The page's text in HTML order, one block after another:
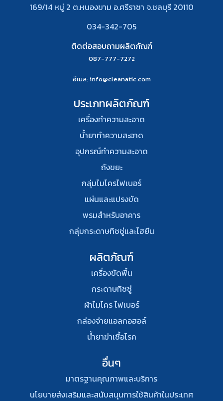
169/14 หมู่ 2 ต.หนองขาม อ.ศรีราชา จ.ชลบุรี 20110
034-342-705
ติดต่อสอบถามผลิตภัณฑ์
087-777-7272
อีเมล: info@cleanatic.com
ประเภทผลิตภัณฑ์
เครื่องทำความสะอาด
น้ำยาทำความสะอาด
อุปกรณ์ทําความสะอาด
ถังขยะ
กลุ่มไมโครไฟเบอร์
แผ่นและแปรงขัด
พรมสําหรับอาคาร
กลุ่มกระดาษทิชชู่และไฮยีน
ผลิตภัณฑ์
เครื่องขัดพื้น
กระดาษทิชชู่
ผ้าไมโคร ไฟเบอร์
กล่องจ่ายแอลกอฮอล์
น้ำยาฆ่าเชื้อโรค
อื่นๆ
มาตรฐานคุณภาพและบริการ
นโยบายส่งเสริมและสนับสนุนการใช้สินค้าในประเทศ